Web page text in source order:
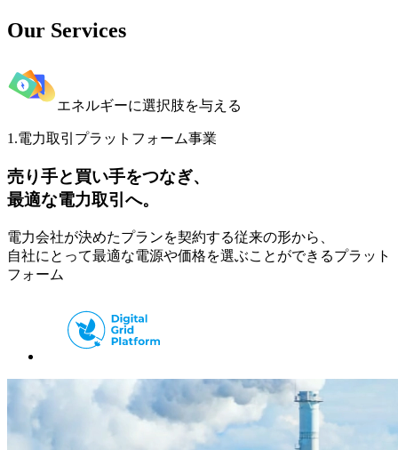
Our Services
エネルギーに選択肢を与える
1.電力取引プラットフォーム事業
売り手と買い手をつなぎ、
最適な電力取引へ。
電力会社が決めたプランを契約する従来の形から、
自社にとって最適な電源や価格を選ぶことができるプラット
フォーム